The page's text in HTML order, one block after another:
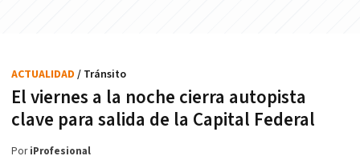
El viernes a la noche cierra autopista
clave para salida de la Capital Federal
ACTUALIDAD / Tránsito
PoriProfesional